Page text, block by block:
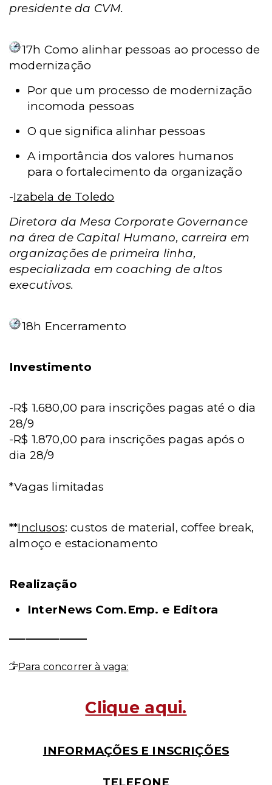
presidente da CVM.
17h Como alinhar pessoas ao processo de
modernização
Por que um processo de modernização
incomoda pessoas
O que significa alinhar pessoas
A importância dos valores humanos
para o fortalecimento da organização
-Izabela de Toledo
Diretora da Mesa Corporate Governance
na área de Capital Humano, carreira em
organizações de primeira linha,
especializada em coaching de altos
executivos.
18h Encerramento
Investimento
-R$ 1.680,00 para inscrições pagas até o dia
28/9
-R$ 1.870,00 para inscrições pagas após o
dia 28/9
*Vagas limitadas
**Inclusos: custos de material, coffee break,
almoço e estacionamento
Realização
InterNews Com.Emp. e Editora
Para concorrer à vaga:
Clique aqui.
INFORMAÇÕES E INSCRIÇÕES